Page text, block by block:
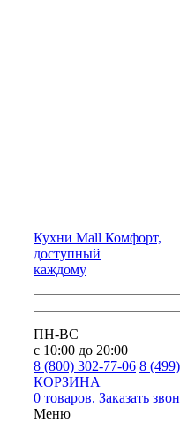
Кухни Mall Комфорт,
доступный
каждому
ПН-ВС
с 10:00 до 20:00
8 (800) 302-77-06 8
КОРЗИНА
0 товаров. Заказать
Меню